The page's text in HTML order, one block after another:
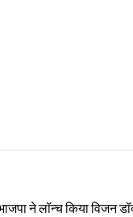
ने लॉन्च किया विजन